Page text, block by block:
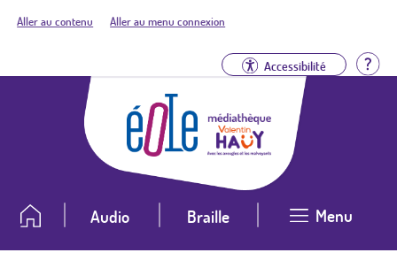
Aller au contenu Aller au menu connexion
Accessibilité
Audio Braille Menu